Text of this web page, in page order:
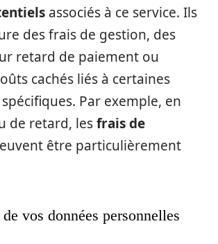
associés à ce service. Ils
des frais de gestion, des
retard de paiement ou
cachés liés à certaines
Par exemple, en
de retard, lesfrais de
être particulièrement
vos données personnelles